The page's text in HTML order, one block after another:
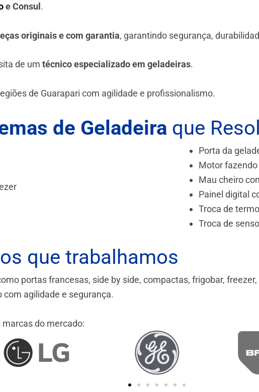
e Consul .
originais e com garantia, garantindo segurança,
de um técnico especializado em geladeiras.
de Guarapari com agilidade e profissionalismo.
de Geladeira que
Porta da
Motor
Mau cheiro
Painel digital
Troca de
Troca de
que trabalhamos
portas francesas, side by side, compactas, frigobar,
agilidade e segurança.
do mercado: